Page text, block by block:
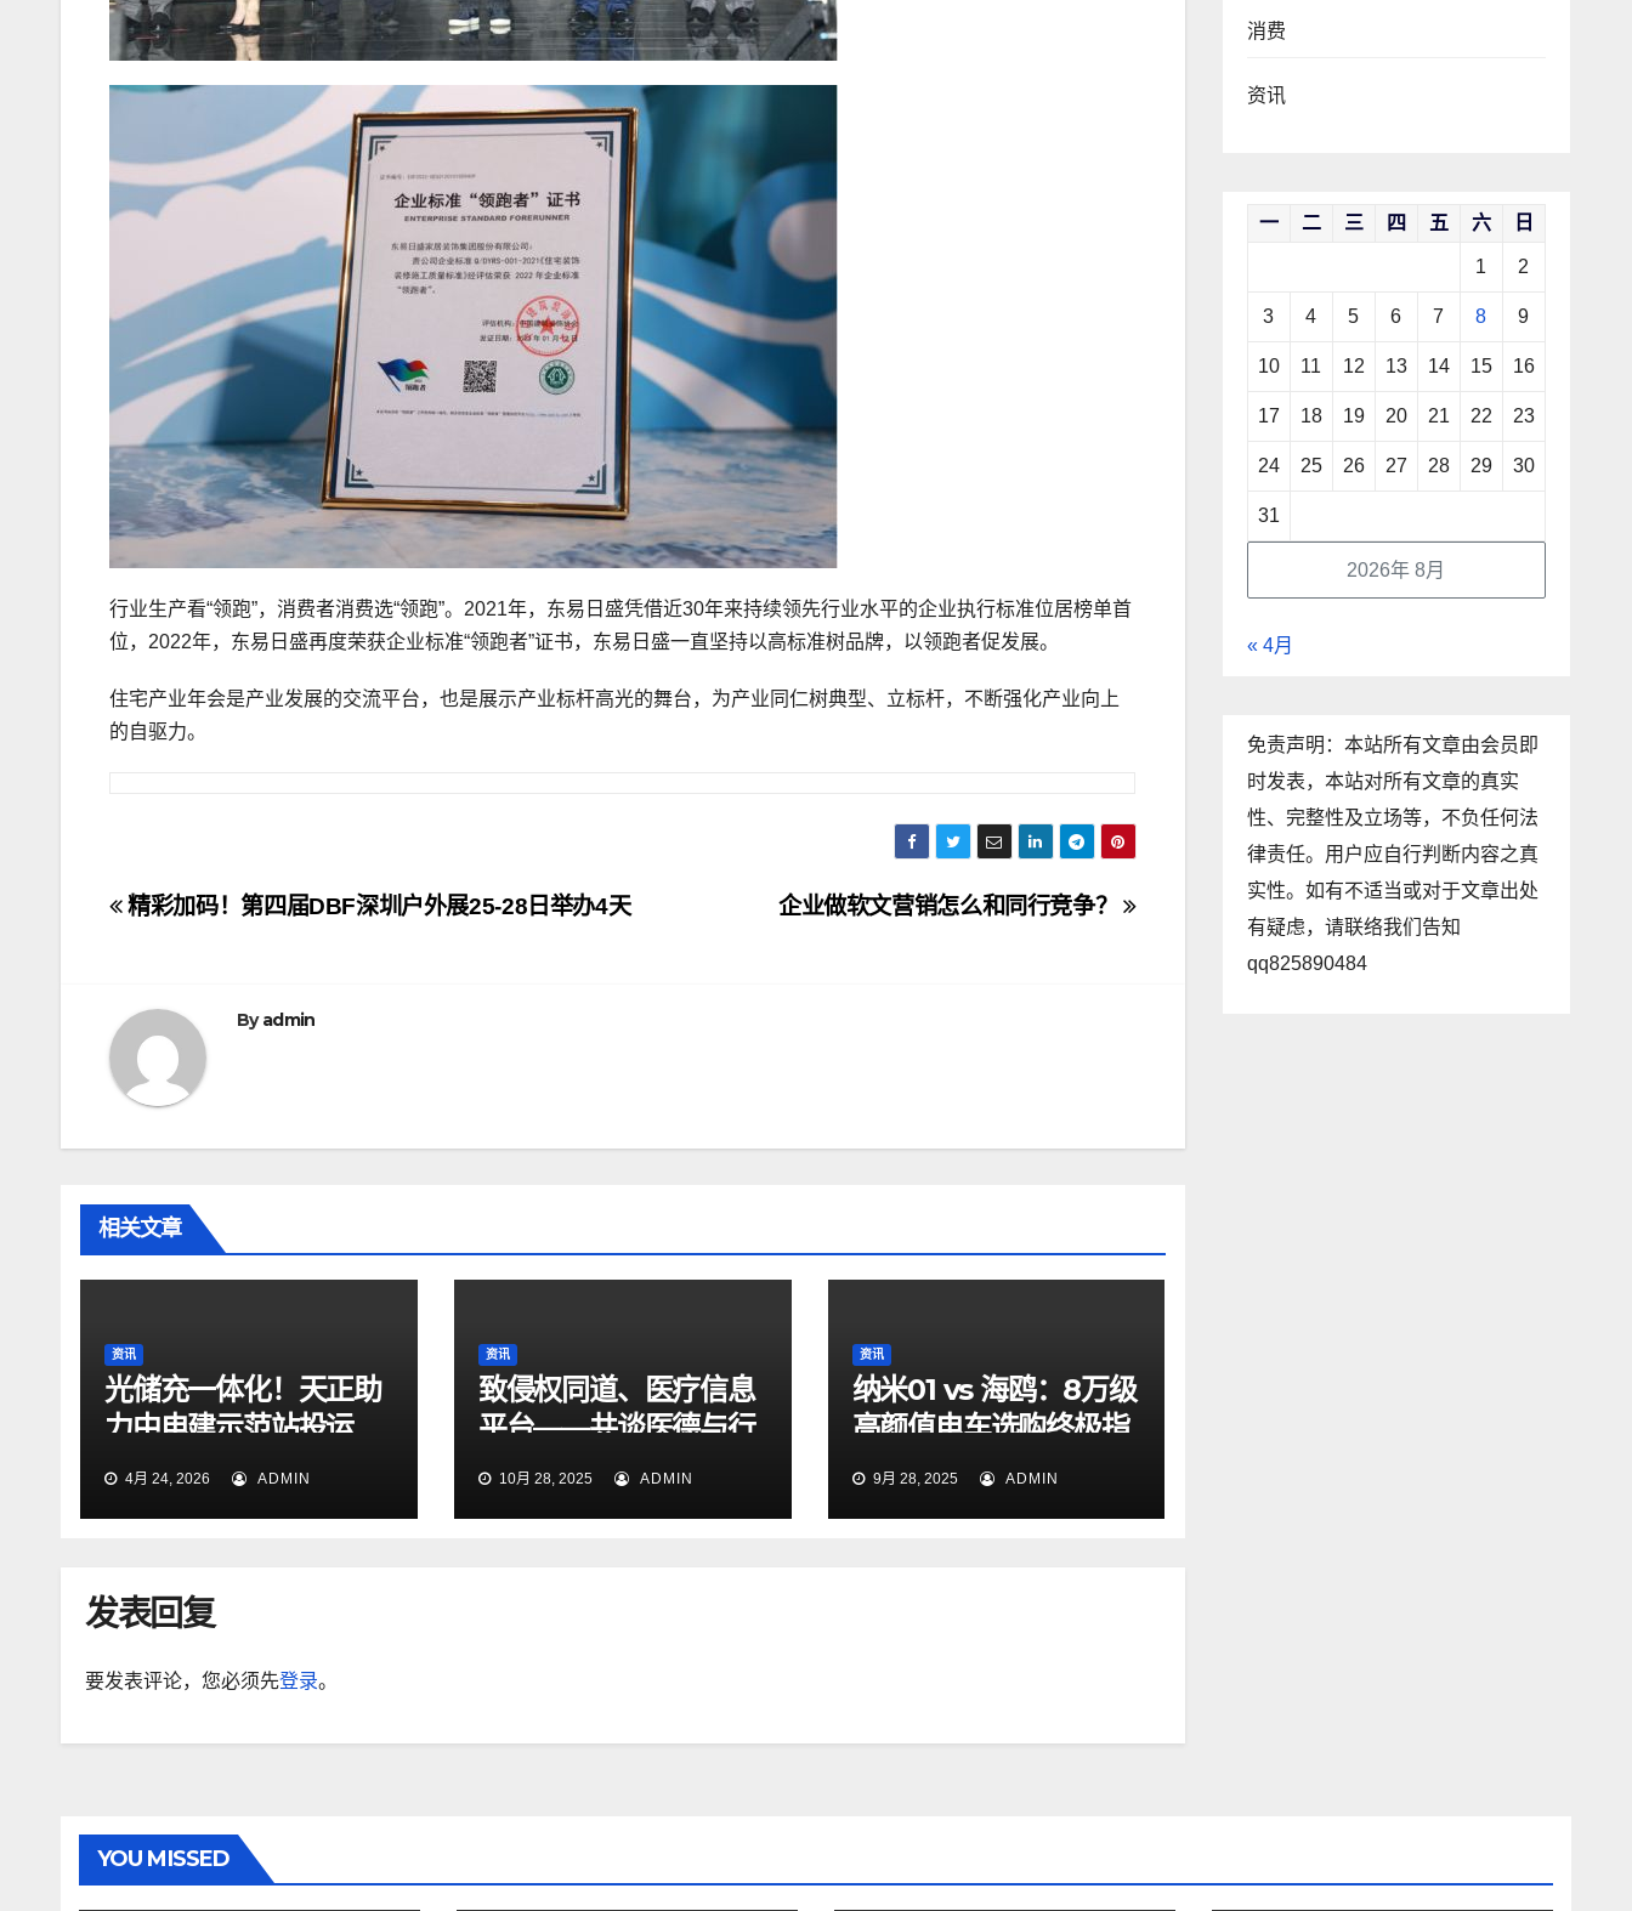
行业生产看“领跑”，消费者消费选“领跑”。2021年，东易日盛凭借近30年来持续领先行业水平的企业执行标准位居榜单首
位，2022年，东易日盛再度荣获企业标准“领跑者”证书，东易日盛一直坚持以高标准树品牌，以领跑者促发展。
住宅产业年会是产业发展的交流平台，也是展示产业标杆高光的舞台，为产业同仁树典型、立标杆，不断强化产业向上
的自驱力。
文
导
航
企业做软文营销怎么和同行竞争？
精彩加码！第四届DBF深圳户外展25-28日举办4天
Byadmin
相关文章
资讯
光储充一体化！天正助
力中电建示范站投运
4月 24, 2026 ADMIN
资讯
致侵权同道、医疗信息
平台——共谈医德与行
医之道
10月 28, 2025 ADMIN
资讯
纳米01 vs 海鸥：8万级
高颜值电车选购终极指
南9月 28, 2025 ADMIN
发表回复
要发表评论，您必须先登录。
消费
资讯
2026年 8月
一 二 三 四 五 六 日
1 2
3 4 5 6 7 8 9
10 11 12 13 14 15 16
17 18 19 20 21 22 23
24 25 26 27 28 29 30
31
« 4月
免责声明：本站所有文章由会员即
时发表，本站对所有文章的真实
性、完整性及立场等，不负任何法
律责任。用户应自行判断内容之真
实性。如有不适当或对于文章出处
有疑虑，请联络我们告知
qq825890484
YOU MISSED